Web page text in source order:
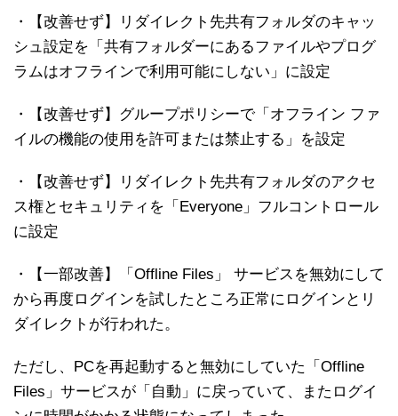
・【改善せず】リダイレクト先共有フォルダのキャッ
シュ設定を「共有フォルダーにあるファイルやプログ
ラムはオフラインで利用可能にしない」に設定
・【改善せず】グループポリシーで「オフライン ファ
イルの機能の使用を許可または禁止する」を設定
・【改善せず】リダイレクト先共有フォルダのアクセ
ス権とセキュリティを「Everyone」フルコントロール
に設定
・【一部改善】「Offline Files」 サービスを無効にして
から再度ログインを試したところ正常にログインとリ
ダイレクトが行われた。
ただし、PCを再起動すると無効にしていた「Offline
Files」サービスが「自動」に戻っていて、またログイ